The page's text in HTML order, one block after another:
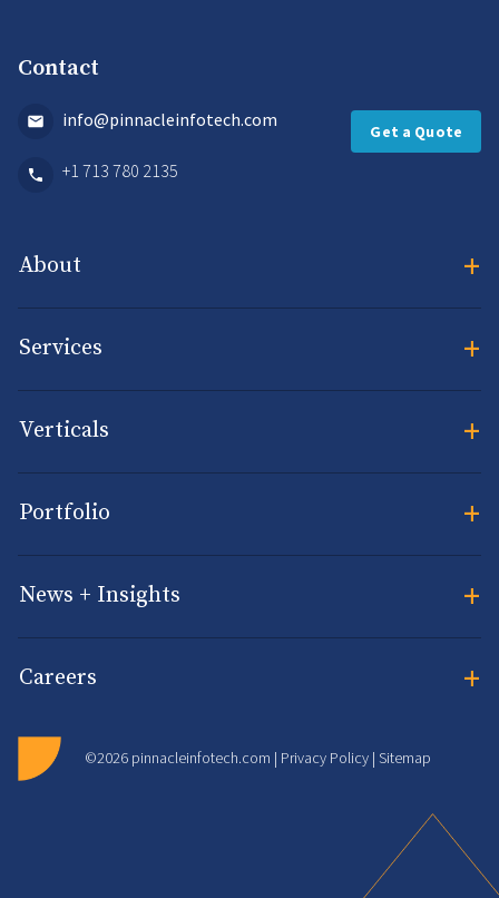
Contact
info@pinnacleinfotech.com
+1 713 780 2135
About +
Services +
Verticals +
Portfolio +
News + Insights +
Careers +
©2026 pinnacleinfotech.com | Privacy Policy | Sitemap
Get a Quote